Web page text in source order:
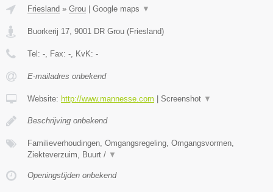
Friesland » Grou Google maps ▼
Buorkerij 17, 9001 DR Grou (Friesland)
Tel: -, Fax: -, KvK: -
E-mailadres onbekend
Website: http://www.mannesse.com Screenshot ▼
Beschrijving onbekend
Familieverhoudingen, Omgangsregeling, Omgangsvormen,
Ziekteverzuim, Buurt / ▼
Openingstijden onbekend